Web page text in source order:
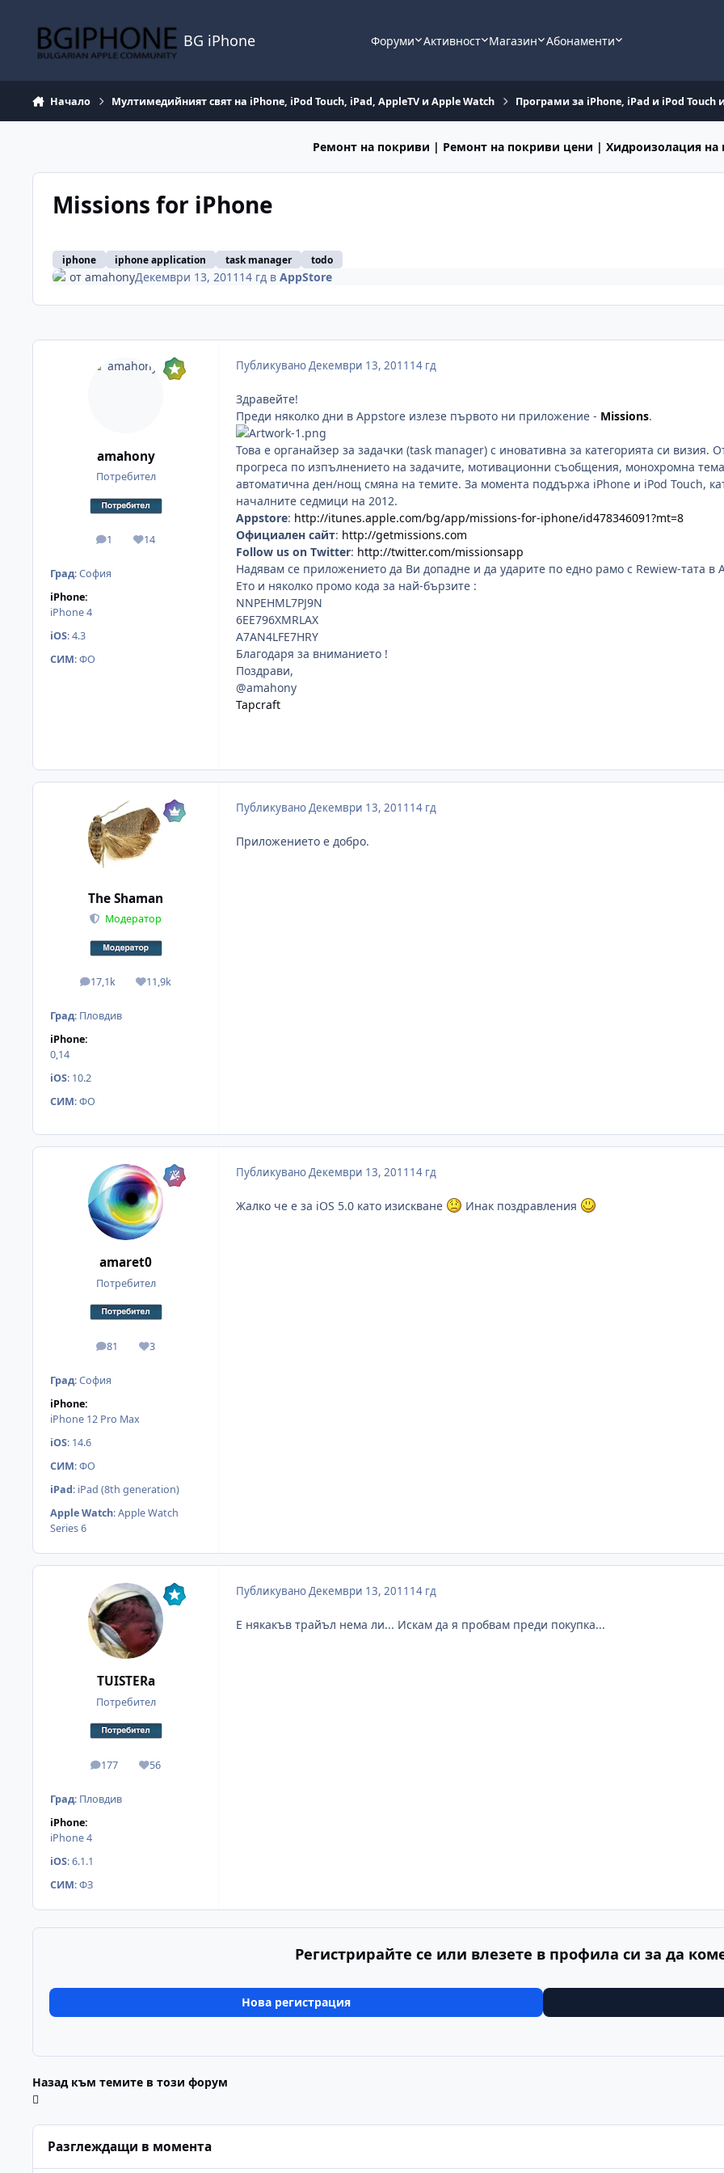
BG iPhone Форуми Активност Магазин Абонаменти
Начало Мултимедийният свят на iPhone, iPod Touch, iPad, AppleTV и Apple Watch Програми за iPhone, iPad и iPod Touch
Ремонт на покриви | Ремонт на покриви цени | Хидроизолация на
Missions for iPhone
iphone iphone application task manager todo
от amahonyДекември 13, 2011 14 гдв AppStore
amahony
Потребител
1
мнения14
Reputation
Град:София
iPhone:
iPhone 4
iOS:4.3
СИМ:ФО
ПубликуваноДекември 13, 2011 14 гд
Здравейте!
Преди няколко дни в Appstore излезе първото ни приложение - Missions.
Това е органайзер за задачки (task manager) с иновативна за категорията си визия.
прогреса по изпълнението на задачите, мотивационни съобщения, монохромна
автоматична ден/нощ смяна на темите. За момента поддържа iPhone и iPod Touch,
началните седмици на 2012.
Appstore: http://itunes.apple.com/bg/app/missions-for-iphone/id478346091?mt=8
Официален сайт: http://getmissions.com
Follow us on Twitter: http://twitter.com/missionsapp
Надявам се приложението да Ви допадне и да ударите по едно рамо с Rewiew-тата в
Ето и няколко промо кода за най-бързите :
NNPEHML7PJ9N
6EE796XMRLAX
A7AN4LFE7HRY
Благодаря за вниманието !
Поздрави,
@amahony
Tapcraft
The Shaman
Модератор
17,1k
мнения 11,9k
Reputation
Град: Пловдив
iPhone:
0,14
iOS: 10.2
СИМ:ФО
ПубликуваноДекември 13, 2011 14 гд
Приложението е добро.
amaret0
Потребител
81
мнения 3
Reputation
Град:София
iPhone:
iPhone 12 Pro Max
iOS: 14.6
СИМ:ФО
iPad: iPad (8th generation)
Apple Watch:Apple Watch
Series 6
ПубликуваноДекември 13, 2011 14 гд
Жалко че е за iOS 5.0 като изискване Инак поздравления
TUISTERa
Потребител
177
мнения 56
Reputation
Град: Пловдив
iPhone:
iPhone 4
iOS:6.1.1
СИМ:ФЗ
ПубликуваноДекември 13, 2011 14 гд
Е някакъв трайъл нема ли... Искам да я пробвам преди покупка...
Регистрирайте се или влезете в профила си за да
Нова регистрация
Назад към темите в този форум
Разглеждащи в момента